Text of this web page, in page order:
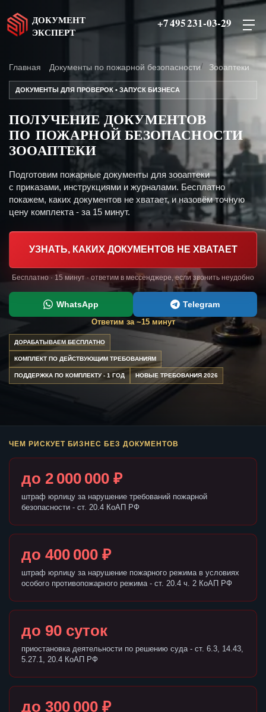
ДОКУМЕНТ
ЭКСПЕРТ
+7 495 231-03-29
Главная Документы по пожарной безопасности Зооаптеки
ДОКУМЕНТЫ ДЛЯ ПРОВЕРОК • ЗАПУСК БИЗНЕСА
ПОЛУЧЕНИЕ ДОКУМЕНТОВ
ПО ПОЖАРНОЙ БЕЗОПАСНОСТИ
ЗООАПТЕКИ
Подготовим пожарные документы для зооаптеки
с приказами, инструкциями и журналами. Бесплатно
покажем, каких документов не хватает, и назовём точную
цену комплекта - за 15 минут.
УЗНАТЬ, КАКИХ ДОКУМЕНТОВ НЕ ХВАТАЕТ
Бесплатно · 15 минут · ответим в мессенджере, если звонить неудобно
WhatsApp Telegram
Ответим за ~15 минут
ДОРАБАТЫВАЕМ БЕСПЛАТНО
КОМПЛЕКТ ПО ДЕЙСТВУЮЩИМ ТРЕБОВАНИЯМ
ПОДДЕРЖКА ПО КОМПЛЕКТУ - 1 ГОД НОВЫЕ ТРЕБОВАНИЯ 2026
ЧЕМ РИСКУЕТ БИЗНЕС БЕЗ ДОКУМЕНТОВ
до 2 000 000 ₽
штраф юрлицу за нарушение требований пожарной
безопасности - ст. 20.4 КоАП РФ
до 400 000 ₽
штраф юрлицу за нарушение пожарного режима в условиях
особого противопожарного режима - ст. 20.4 ч. 2 КоАП РФ
до 90 суток
приостановка деятельности по решению суда - ст. 6.3, 14.43,
5.27.1, 20.4 КоАП РФ
до 300 000 ₽